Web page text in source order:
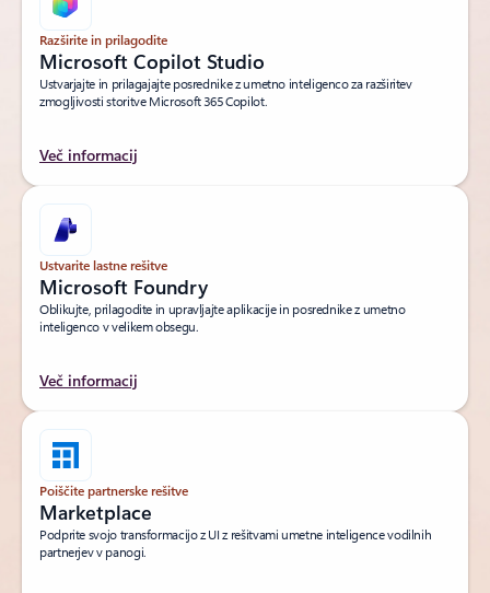
Razširite in prilagodite
Microsoft Copilot Studio
Ustvarjajte in prilagajajte posrednike z umetno inteligenco za razširitev
zmogljivosti storitve Microsoft 365 Copilot.
Več informacij
Ustvarite lastne rešitve
Microsoft Foundry
Oblikujte, prilagodite in upravljajte aplikacije in posrednike z umetno
inteligenco v velikem obsegu.
Več informacij
Poiščite partnerske rešitve
Marketplace
Podprite svojo transformacijo z UI z rešitvami umetne inteligence vodilnih
partnerjev v panogi.